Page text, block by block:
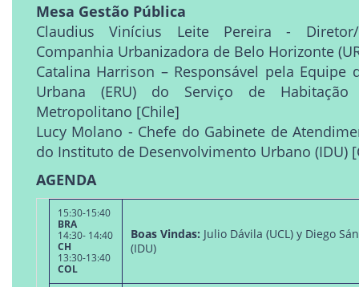
Mesa Gestão Pública
Claudius Vinícius Leite Pereira - Diretor/
Companhia Urbanizadora de Belo Horizonte
Catalina Harrison – Responsável pela Equipe
Urbana (ERU) do Serviço de
Metropolitano [Chile]
Lucy Molano - Chefe do Gabinete de
do Instituto de Desenvolvimento Urbano (IDU)
AGENDA
15:30-15:40
BRA
14:30- 14:40
CH
13:30-13:40
COL
Boas Vindas: Julio Dávila (UCL) y Diego
(IDU)